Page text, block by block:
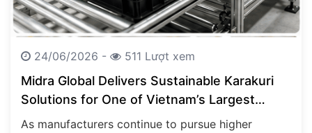
24/06/2026 - 511 Lượt xem
Midra Global Delivers Sustainable Karakuri
Solutions for One of Vietnam’s Largest
Automotive Manufacturers
As manufacturers continue to pursue higher